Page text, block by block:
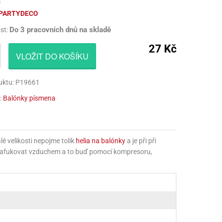
NAPICHOVÁTKA A ZÁPICHY
TALÍŘE
UBROUSKY
UBRUSY
VOUSY
BARVIVA NA SLIZ
LEPIDLA NA VÝROBU SLIZU
KULIČKY NA SLIZ
HRAČKY
HRAČKY
Do 3 pracovních dnů na skladě
27 Kč
VLOŽIT DO KOŠÍKU
P19661
Balónky písmena
velikosti nepojme tolik helia na balónkya je při při
vzduchem a to buď pomocí kompresoru,